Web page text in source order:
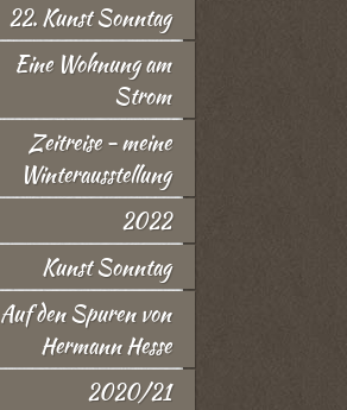
22. Kunst Sonntag
Eine Wohnung am
Strom
Zeitreise - meine
Winterausstellung
2022
Kunst Sonntag
Auf den Spuren von
Hermann Hesse
2020/21